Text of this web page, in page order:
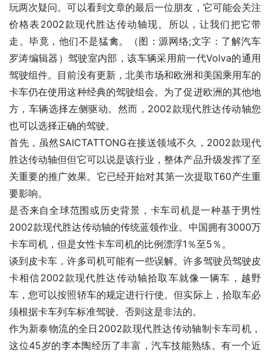
玩两次疑问。可以看到文章的最后一位朋友，它可能会关注
价格表2002款现代胜达传动轴现。所以，让我们把它带
走。毕竟，他们不是猛禽。（图：源网络;文字：了解汽车
罗涛编辑器）驾驶室内部，该车辆采用前一代Volva的通用
驾驶组件。目前没有更新，北美市场和欧洲和美国乘用车的
卡车仍在使用这种经典的驾驶组会。为了促进欧洲的其他地
方，车辆选择左侧驱动。然而，2002款现代胜达传动轴您
也可以选择正确的驾驶。
首先，虽然SAICTATTONG在接送领域不久，2002款现代
胜达传动轴但但它可以说是该行业，整体产品升级发挥了至
关重要的推广效果。它已经开始对其第一次提取T60产生重
要影响。
是否来自全球范围或历史背景，卡车司机是一种基于男性
2002款现代胜达传动轴的传统蓝领作业。中国拥有3000万
卡车司机，但是女性卡车司机的比例漂浮1％至5％。
谈到皮卡车，许多司机可能有一些误解。许多驾驶员驾驶皮
卡相信2002款现代胜达传动轴拾取车就像一辆车，越野
车，您可以按照轿车的规定进行行使。但实际上，拾取车必
须根据卡车列车标准驾驶。否则这是非法的。
作为新泰物流的全日2002款现代胜达传动轴制卡车司机，
这位45岁的李本陶经历了丰富，汽车技能熟练。有一个近